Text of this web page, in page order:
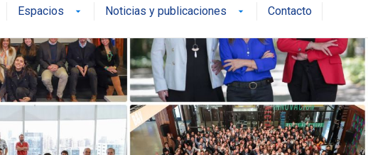
Espacios Noticias y publicaciones Contacto